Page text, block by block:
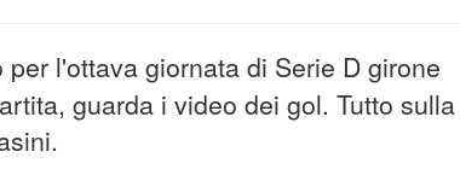
per l'ottava giornata di Serie D girone
guarda i video dei gol. Tutto sulla